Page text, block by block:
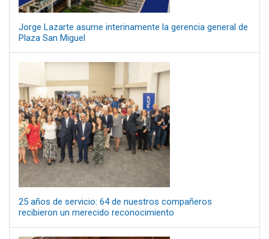
Jorge Lazarte asume interinamente la gerencia general de
Plaza San Miguel
25 años de servicio: 64 de nuestros compañeros
recibieron un merecido reconocimiento